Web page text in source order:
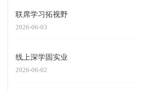
联席学习拓视野
2026-06-03
线上深学固实业
2026-06-02